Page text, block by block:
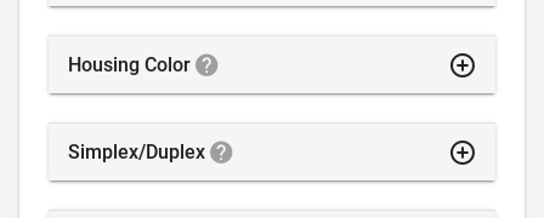
highlight_off
Housing Color
highlight_off
Simplex/Duplex